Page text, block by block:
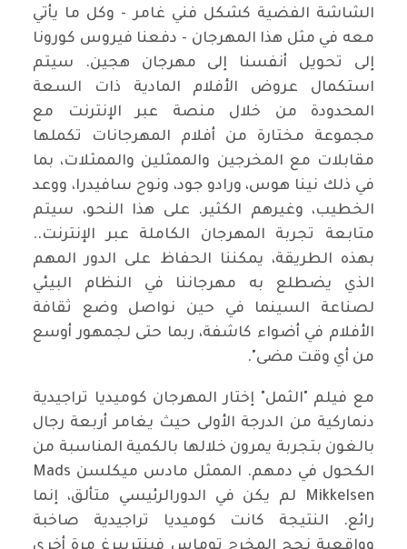
الشاشة الفضية كشكل فني غامر - وكل ما يأتي
معه في مثل هذا المهرجان - دفعنا فيروس كورونا
إلى تحويل أنفسنا إلى مهرجان هجين. سيتم
استكمال عروض الأفلام المادية ذات السعة
المحدودة من خلال منصة عبر الإنترنت مع
مجموعة مختارة من أفلام المهرجانات تكملها
مقابلات مع المخرجين والممثلين والممثلات، بما
في ذلك نينا هوس، ورادو جود، ونوح سافيدرا، ووعد
الخطيب، وغيرهم الكثير. على هذا النحو، سيتم
متابعة تجربة المهرجان الكاملة عبر الإنترنت..
بهذه الطريقة، يمكننا الحفاظ على الدور المهم
الذي يضطلع به مهرجاننا في النظام البيئي
لصناعة السينما في حين نواصل وضع ثقافة
الأفلام في أضواء كاشفة، ربما حتى لجمهور أوسع
من أي وقت مضى".
مع فيلم "الثمل" إختار المهرجان كوميديا ​​تراجيدية
دنماركية من الدرجة الأولى حيث يغامر أربعة رجال
بالغون بتجربة يمرون خلالها بالكمية المناسبة من
الكحول في دمهم. الممثل مادس ميكلسن Mads
Mikkelsen لم يكن في الدورالرئيسي متألق، إنما
رائع. النتيجة كانت كوميديا ​​تراجيدية صاخبة